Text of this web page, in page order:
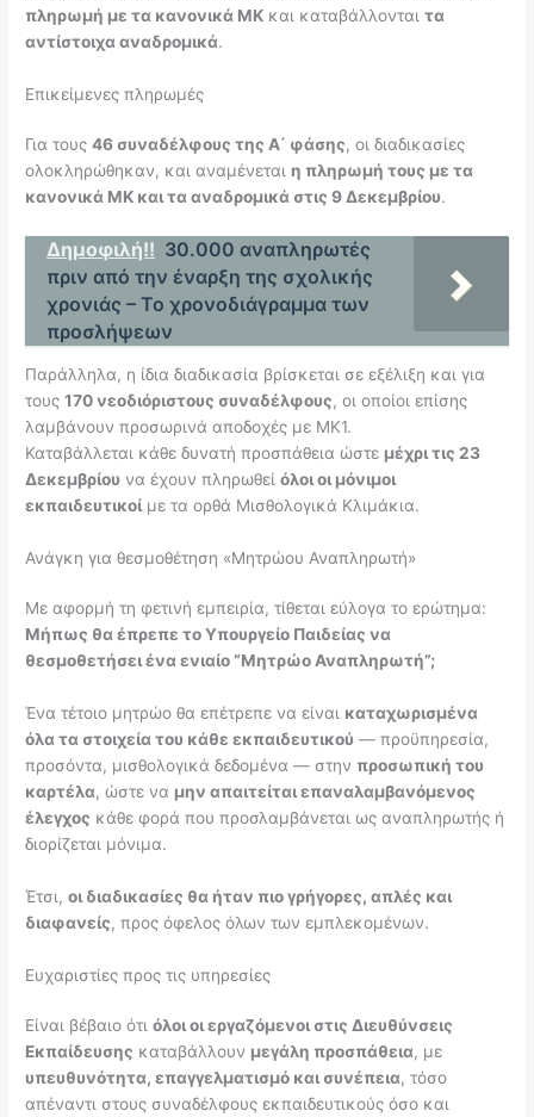
πληρωμή με τα κανονικά ΜΚ και καταβάλλονταιτα
αντίστοιχα αναδρομικά.
Επικείμενες πληρωμές
Για τους46 συναδέλφους της Α΄ φάσης, οι διαδικασίες
ολοκληρώθηκαν, και αναμένεται η πληρωμή τους με τα
κανονικά ΜΚ και τα αναδρομικά στις 9 Δεκεμβρίου.
Δημοφιλή!! 30.000 αναπληρωτές
πριν από την έναρξη της σχολικής
χρονιάς – Το χρονοδιάγραμμα των
προσλήψεων
Παράλληλα, η ίδια διαδικασία βρίσκεται σε εξέλιξη και για
τους170 νεοδιόριστους συναδέλφους, οι οποίοι επίσης
λαμβάνουν προσωρινά αποδοχές με ΜΚ1.
Καταβάλλεται κάθε δυνατή προσπάθεια ώστε μέχρι τις 23
Δεκεμβρίου να έχουν πληρωθείόλοι οι μόνιμοι
εκπαιδευτικοίμε τα ορθά Μισθολογικά Κλιμάκια.
Ανάγκη για θεσμοθέτηση «Μητρώου Αναπληρωτή»
Με αφορμή τη φετινή εμπειρία, τίθεται εύλογα το ερώτημα:
Μήπως θα έπρεπε το Υπουργείο Παιδείας να
θεσμοθετήσει ένα ενιαίο “Μητρώο Αναπληρωτή”;
Ένα τέτοιο μητρώο θα επέτρεπε να είναι καταχωρισμένα
όλα τα στοιχεία του κάθε εκπαιδευτικού — προϋπηρεσία,
προσόντα, μισθολογικά δεδομένα — στην προσωπική του
καρτέλα, ώστε να μην απαιτείται επαναλαμβανόμενος
έλεγχος κάθε φορά που προσλαμβάνεται ως αναπληρωτής ή
διορίζεται μόνιμα.
Έτσι,οι διαδικασίες θα ήταν πιο γρήγορες, απλές και
διαφανείς, προς όφελος όλων των εμπλεκομένων.
Ευχαριστίες προς τις υπηρεσίες
Είναι βέβαιο ότιόλοι οι εργαζόμενοι στις Διευθύνσεις
Εκπαίδευσης καταβάλλουν μεγάλη προσπάθεια, με
υπευθυνότητα, επαγγελματισμό και συνέπεια, τόσο
απέναντι στους συναδέλφους εκπαιδευτικούς όσο και